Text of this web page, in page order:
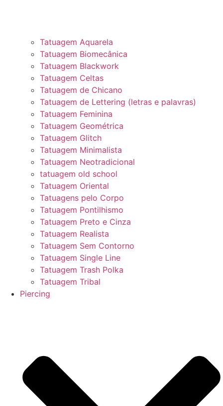
Tatuagem Aquarela
Tatuagem Biomecânica
Tatuagem Blackwork
Tatuagem Celtas
Tatuagem de Chicano
Tatuagem de Lettering (letras e palavras)
Tatuagem Feminina
Tatuagem Geométrica
Tatuagem Glitch
Tatuagem Minimalista
Tatuagem Neotradicional
tatuagem old school
Tatuagem Oriental
Tatuagens pelo Corpo
Tatuagem Pontilhismo
Tatuagem Preto e Cinza
Tatuagem Realista
Tatuagem Sem Contorno
Tatuagem Single Line
Tatuagem Trash Polka
Tatuagem Tribal
Piercing